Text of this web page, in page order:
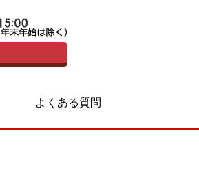
よくある質問